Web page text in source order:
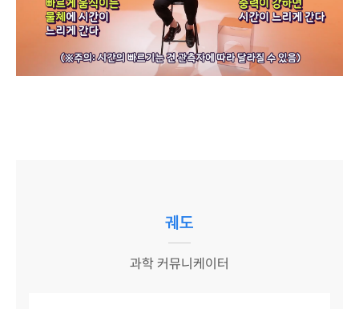
궤도
과학 커뮤니케이터